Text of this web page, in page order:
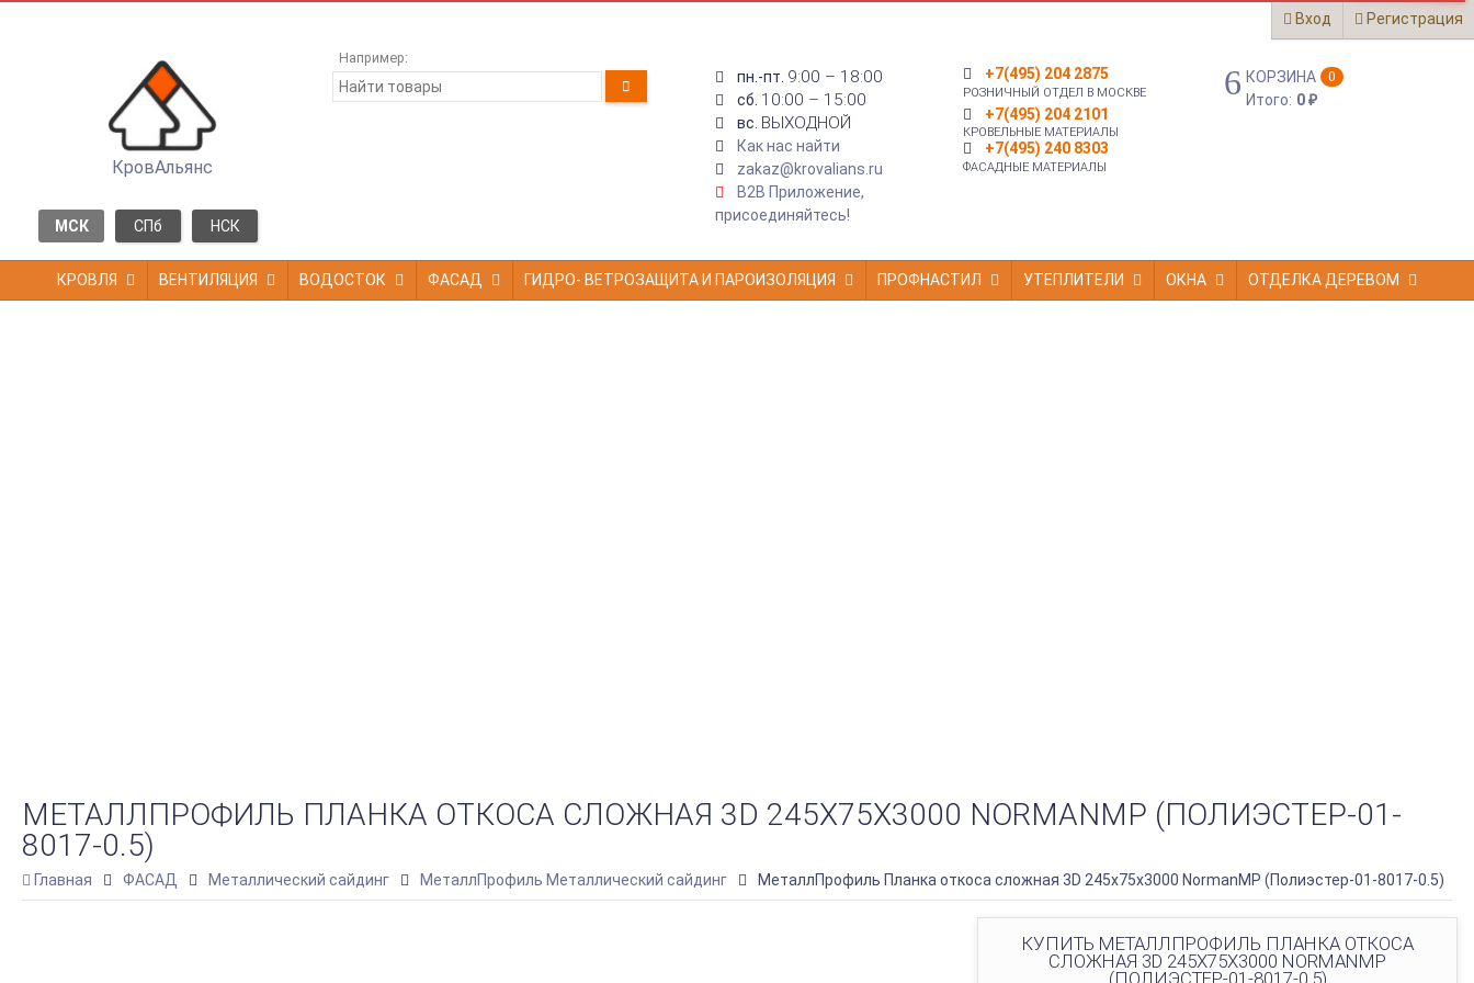
Вход Регистрация
КровАльянс
МСК СПб НСК
Например:
пн.-пт. 9:00 – 18:00
сб. 10:00 – 15:00
вс. ВЫХОДНОЙ
Как нас найти
zakaz@krovalians.ru
B2B Приложение,
присоединяйтесь!
+7(495) 204 2875
РОЗНИЧНЫЙ ОТДЕЛ В МОСКВЕ
+7(495) 204 2101
КРОВЕЛЬНЫЕ МАТЕРИАЛЫ
+7(495) 240 8303
ФАСАДНЫЕ МАТЕРИАЛЫ
КОРЗИНА 0
Итого: 0₽
КРОВЛЯ ВЕНТИЛЯЦИЯ ВОДОСТОК ФАСАД ГИДРО- ВЕТРОЗАЩИТА И ПАРОИЗОЛЯЦИЯ ПРОФНАСТИЛ УТЕПЛИТЕЛИ ОКНА ОТДЕЛКА ДЕРЕВОМ
МЕТАЛЛПРОФИЛЬ ПЛАНКА ОТКОСА СЛОЖНАЯ 3D 245Х75Х3000 NORMANMP (ПОЛИЭСТЕР-01-
8017-0.5)
Главная ФАСАД Металлический сайдинг МеталлПрофиль Металлический сайдинг МеталлПрофиль Планка откоса сложная 3D 245х75х3000 NormanMP (Полиэстер-01-8017-0.5)
КУПИТЬ МЕТАЛЛПРОФИЛЬ ПЛАНКА ОТКОСА
СЛОЖНАЯ 3D 245Х75Х3000 NORMANMP
(ПОЛИЭСТЕР-01-8017-0.5)